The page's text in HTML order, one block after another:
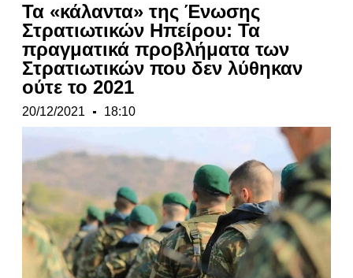
Τα «κάλαντα» της Ένωσης
Στρατιωτικών Ηπείρου: Τα
πραγματικά προβλήματα των
Στρατιωτικών που δεν λύθηκαν
ούτε το 2021
20/12/2021 18:10